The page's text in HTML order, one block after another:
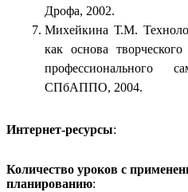
Дрофа, 2002.
Михейкина Т.М.
как основа
профессионального
СПбАППО, 2004.
Интернет-ресурсы:
Количество уроков с
планированию: